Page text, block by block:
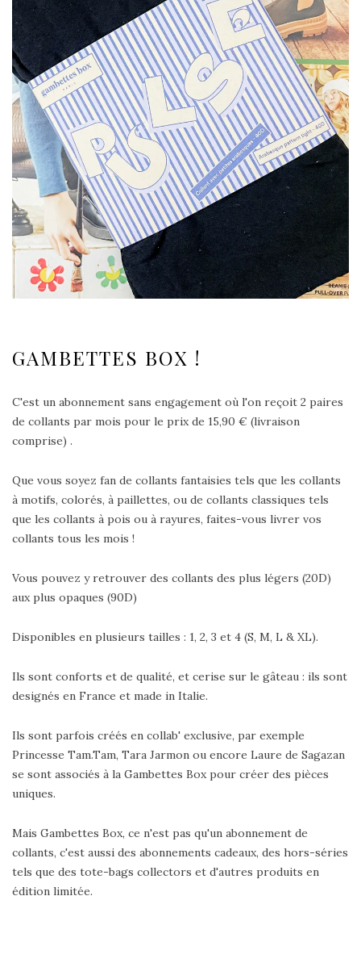
GAMBETTES BOX !
C'est un abonnement sans engagement où l'on reçoit 2 paires
de collants par mois pour le prix de 15,90 € (livraison
comprise) .
Que vous soyez fan de collants fantaisies tels que les collants
à motifs, colorés, à paillettes, ou de collants classiques tels
que les collants à pois ou à rayures, faites-vous livrer vos
collants tous les mois !
Vous pouvez y retrouver des collants des plus légers (20D)
aux plus opaques (90D)
Disponibles en plusieurs tailles : 1, 2, 3 et 4 (S, M, L & XL).
Ils sont conforts et de qualité, et cerise sur le gâteau : ils sont
designés en France et made in Italie.
Ils sont parfois créés en collab' exclusive, par exemple
Princesse Tam.Tam, Tara Jarmon ou encore Laure de Sagazan
se sont associés à la Gambettes Box pour créer des pièces
uniques.
Mais Gambettes Box, ce n'est pas qu'un abonnement de
collants, c'est aussi des abonnements cadeaux, des hors-séries
tels que des tote-bags collectors et d'autres produits en
édition limitée.